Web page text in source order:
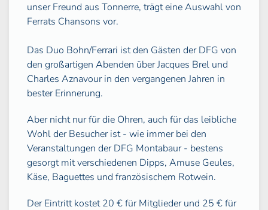
unser Freund aus Tonnerre, trägt eine Auswahl von
Ferrats Chansons vor.
Das Duo Bohn/Ferrari ist den Gästen der DFG von
den großartigen Abenden über Jacques Brel und
Charles Aznavour in den vergangenen Jahren in
bester Erinnerung.
Aber nicht nur für die Ohren, auch für das leibliche
Wohl der Besucher ist - wie immer bei den
Veranstaltungen der DFG Montabaur - bestens
gesorgt mit verschiedenen Dipps, Amuse Geules,
Käse, Baguettes und französischem Rotwein.
Der Eintritt kostet 20 € für Mitglieder und 25 € für